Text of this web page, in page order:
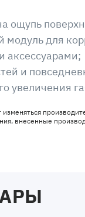
ощупь
для
аксессуарами;
и
увеличения
внесенные